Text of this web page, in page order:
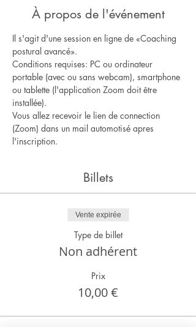
À propos de l'événement
Il s'agit d'une session en ligne de «Coaching
postural avancé».
Conditions requises: PC ou ordinateur
portable (avec ou sans webcam), smartphone
ou tablette (l'application Zoom doit être
installée).
Vous allez recevoir le lien de connection
(Zoom) dans un mail automotisé apres
l'inscription.
Billets
Vente expirée
Type de billet
Non adhérent
Prix
10,00 €